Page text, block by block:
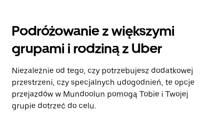
Podróżowanie z większymi
grupami i rodziną z Uber
Niezależnie od tego, czy potrzebujesz dodatkowej
przestrzeni, czy specjalnych udogodnień, te opcje
przejazdów w Mundoolun pomogą Tobie i Twojej
grupie dotrzeć do celu.